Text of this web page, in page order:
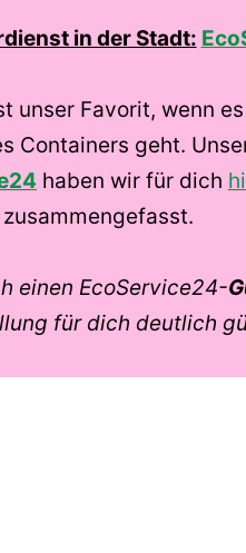
in der Stadt:
unser Favorit, wenn
Containers geht.
haben wir für dich
zusammengefasst.
einen EcoService24-
für dich deutlich